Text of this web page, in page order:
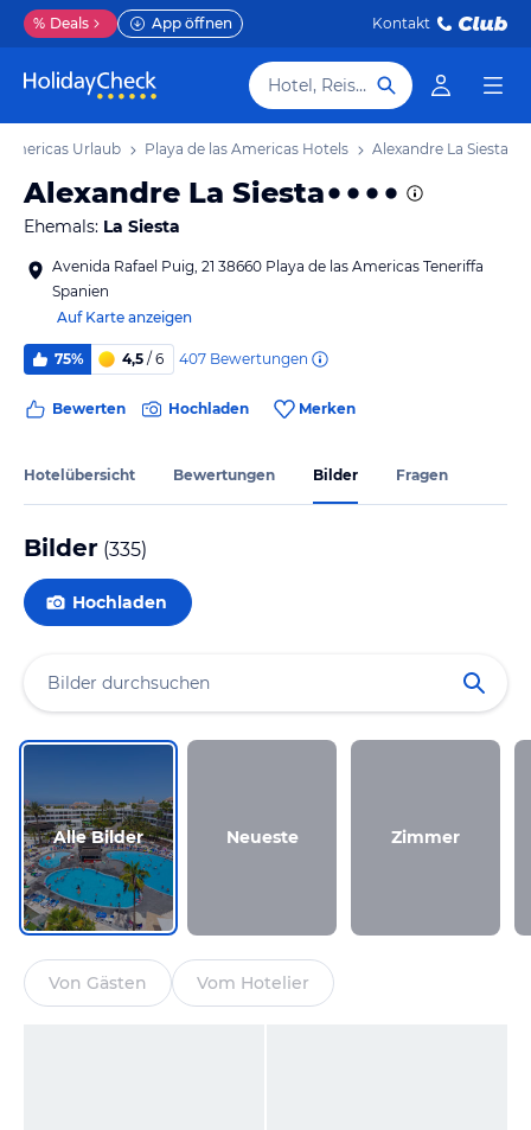
% Deals App öffnen Kontakt
Hotel, Reiseziel
Americas Urlaub Playa de las Americas Hotels Alexandre La Siesta
Alexandre La Siesta
Ehemals: La Siesta
Avenida Rafael Puig, 21 38660 Playa de las Americas Teneriffa
Spanien
Auf Karte anzeigen
75% 4,5 / 6 407 Bewertungen
Bewerten Hochladen Merken
Hotelübersicht Bewertungen Bilder Fragen
Bilder (335)
Hochladen
Alle Bilder Neueste Zimmer
Von Gästen Vom Hotelier